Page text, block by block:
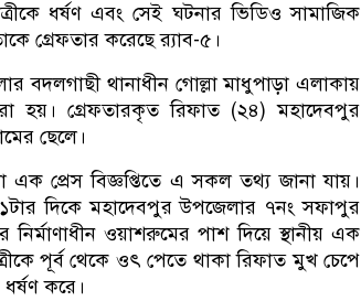
ধর্ষণ এবং সেই ঘটনার ভিডিও সামাজিক
গ্রেফতার করেছে র‌্যাব-৫।
বদলগাছী থানাধীন গোল্লা মাধুপাড়া এলাকায়
হয়। গ্রেফতারকৃত রিফাত (২৪) মহাদেবপুর
ছেলে।
প্রেস বিজ্ঞপ্তিতে এ সকল তথ্য জানা যায়।
দিকে মহাদেবপুর উপজেলার ৭নং সফাপুর
ওয়াশরুমের পাশ দিয়ে স্থানীয় এক
পূর্ব থেকে ওৎ পেতে থাকা রিফাত মুখ চেপে
করে।